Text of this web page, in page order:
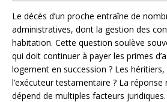
Le décès d’un proche entraîne de
administratives, dont la gestion des
habitation. Cette question soulève
qui doit continuer à payer les primes
logement en succession ? Les
l’exécuteur testamentaire ? La réponse
dépend de multiples facteurs